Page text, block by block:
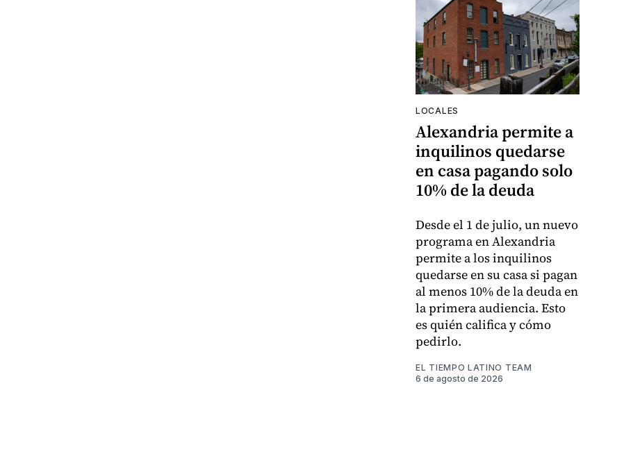
LOCALES
Alexandria permite a
inquilinos quedarse
en casa pagando solo
10% de la deuda
Desde el 1 de julio, un nuevo
programa en Alexandria
permite a los inquilinos
quedarse en su casa si pagan
al menos 10% de la deuda en
la primera audiencia. Esto
es quién califica y cómo
pedirlo.
EL TIEMPO LATINO TEAM
6 de agosto de 2026